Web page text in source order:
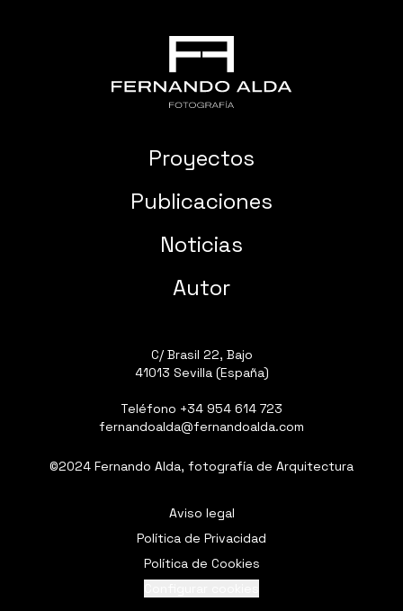
Proyectos
Publicaciones
Noticias
Autor
C/ Brasil 22, Bajo
41013 Sevilla (España)
Teléfono +34 954 614 723
fernandoalda@fernandoalda.com
©2024 Fernando Alda, fotografía de Arquitectura
Aviso legal
Política de Privacidad
Política de Cookies